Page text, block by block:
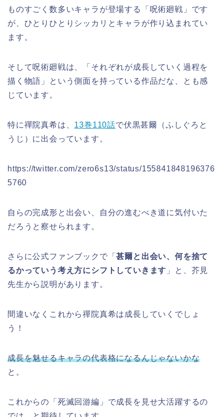
ものすごく数多いキャラが登場する「呪術廻戦」です
が、ひとりひとりシッカリとキャラが作り込まれてい
ます。
そして呪術廻戦は、「それぞれが成長していく過程を
描く物語」という側面を持っている作品だな、とも感
じています。
特に禪院真希は、 13巻110話で伏黒甚爾（ふしぐろと
うじ）に出会っています。
https://twitter.com/zero6s13/status/155841848196376
5760
自らの完成形と出会い、自分の進むべき道に気付いた
だろうと察せられます。
さらに公式ファンブックで「甚爾と出会い、何を捨て
るかっていう考え方にシフトしていきます 」と、芥見
先生から説明があります。
間違いなくこれから禪院真希は成長していくでしょ
う！
成長を魅せるキャラの代表格になるんじゃないかな
と。
これからの「死滅回游編」で成長を見せ大活躍するの